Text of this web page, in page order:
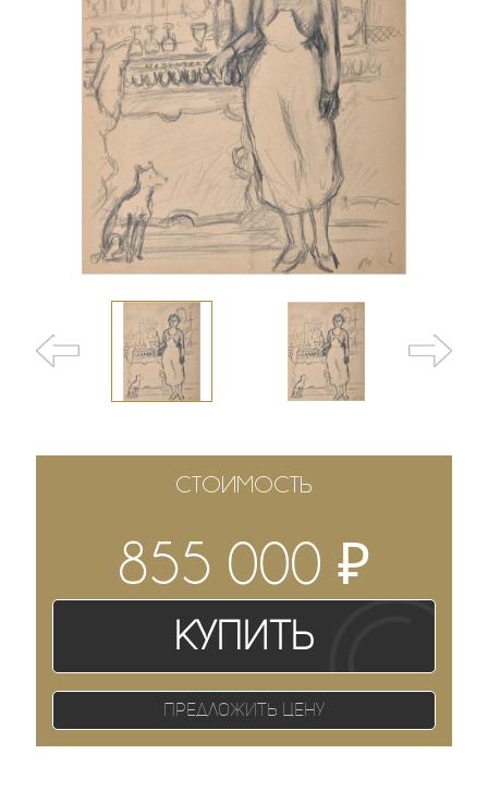
СТОИМОСТЬ
855 000 ₽
Купить
Предложить цену